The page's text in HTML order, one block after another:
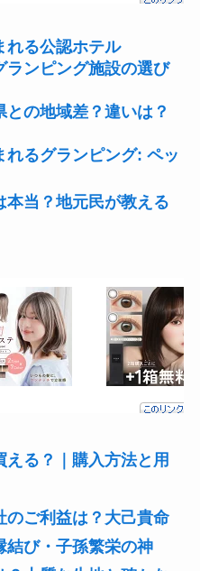
れる公認ホテル
ランピング施設の選び
の地域差？違いは？
るグランピング: ペッ
本当？地元民が教える
る？｜購入方法と用
のご利益は？大己貴命
結び・子孫繁栄の神